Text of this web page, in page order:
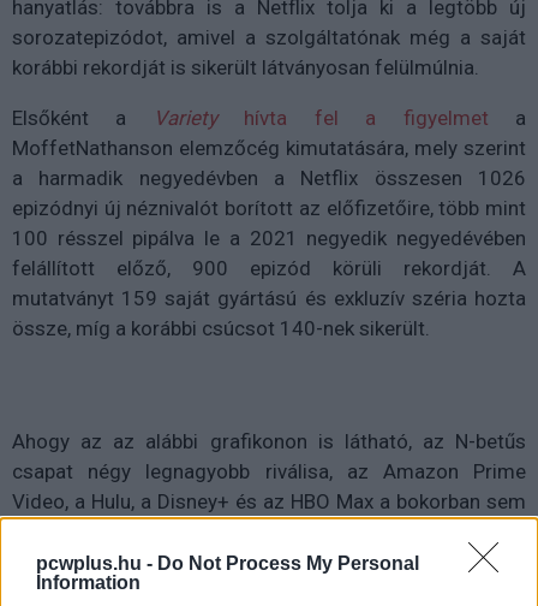
pcwplus.hu - Do Not Process My Personal
Information
hanyatlás: továbbra is a Netflix tolja ki a legtöbb új
sorozatepizódot, amivel a szolgáltatónak még a saját
korábbi rekordját is sikerült látványosan felülmúlnia.
Elsőként a Varietyhívta fel a figyelmet a
MoffetNathanson elemzőcég kimutatására, mely szerint
a harmadik negyedévben a Netflix összesen 1026
epizódnyi új néznivalót borított az előfizetőire, több mint
100 résszel pipálva le a 2021 negyedik negyedévében
felállított előző, 900 epizód körüli rekordját. A
mutatványt 159 saját gyártású és exkluzív széria hozta
össze, míg a korábbi csúcsot 140-nek sikerült.
Ahogy az az alábbi grafikonon is látható, az N-betűs
csapat négy legnagyobb riválisa, az Amazon Prime
Video, a Hulu, a Disney+ és az HBO Max a bokorban sem
Jeff Bezosék jutottak 223 új epizóddal, de a Disney+
"csupán" 140 részt szállított, a